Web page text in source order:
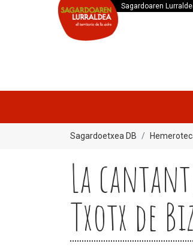
Sagardoaren
Sagardoetxea DB
La
Txotx de